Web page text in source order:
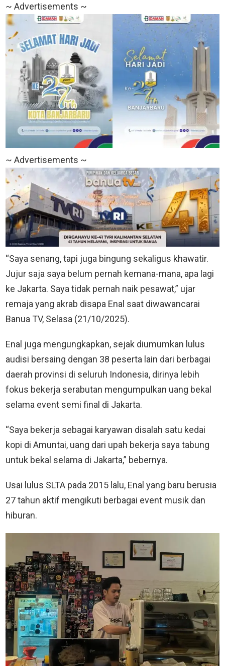
~ Advertisements ~
~ Advertisements ~
“Saya senang, tapi juga bingung sekaligus khawatir.
Jujur saja saya belum pernah kemana-mana, apa lagi
ke Jakarta. Saya tidak pernah naik pesawat,” ujar
remaja yang akrab disapa Enal saat diwawancarai
Banua TV, Selasa (21/10/2025).
Enal juga mengungkapkan, sejak diumumkan lulus
audisi bersaing dengan 38 peserta lain dari berbagai
daerah provinsi di seluruh Indonesia, dirinya lebih
fokus bekerja serabutan mengumpulkan uang bekal
selama event semi final di Jakarta.
“Saya bekerja sebagai karyawan disalah satu kedai
kopi di Amuntai, uang dari upah bekerja saya tabung
untuk bekal selama di Jakarta,” bebernya.
Usai lulus SLTA pada 2015 lalu, Enal yang baru berusia
27 tahun aktif mengikuti berbagai event musik dan
hiburan.